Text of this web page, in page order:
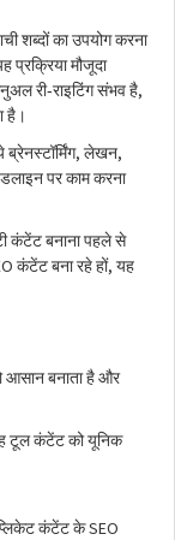
शब्दों का उपयोग करना
प्रक्रिया मौजूदा
री-राइटिंग संभव है,
है।
ब्रेनस्टॉर्मिंग, लेखन,
पर काम करना
कंटेंट बनाना पहले से
कंटेंट बना रहे हों, यह
आसान बनाता है और
टूल कंटेंट को यूनिक
कंटेंट केSEO